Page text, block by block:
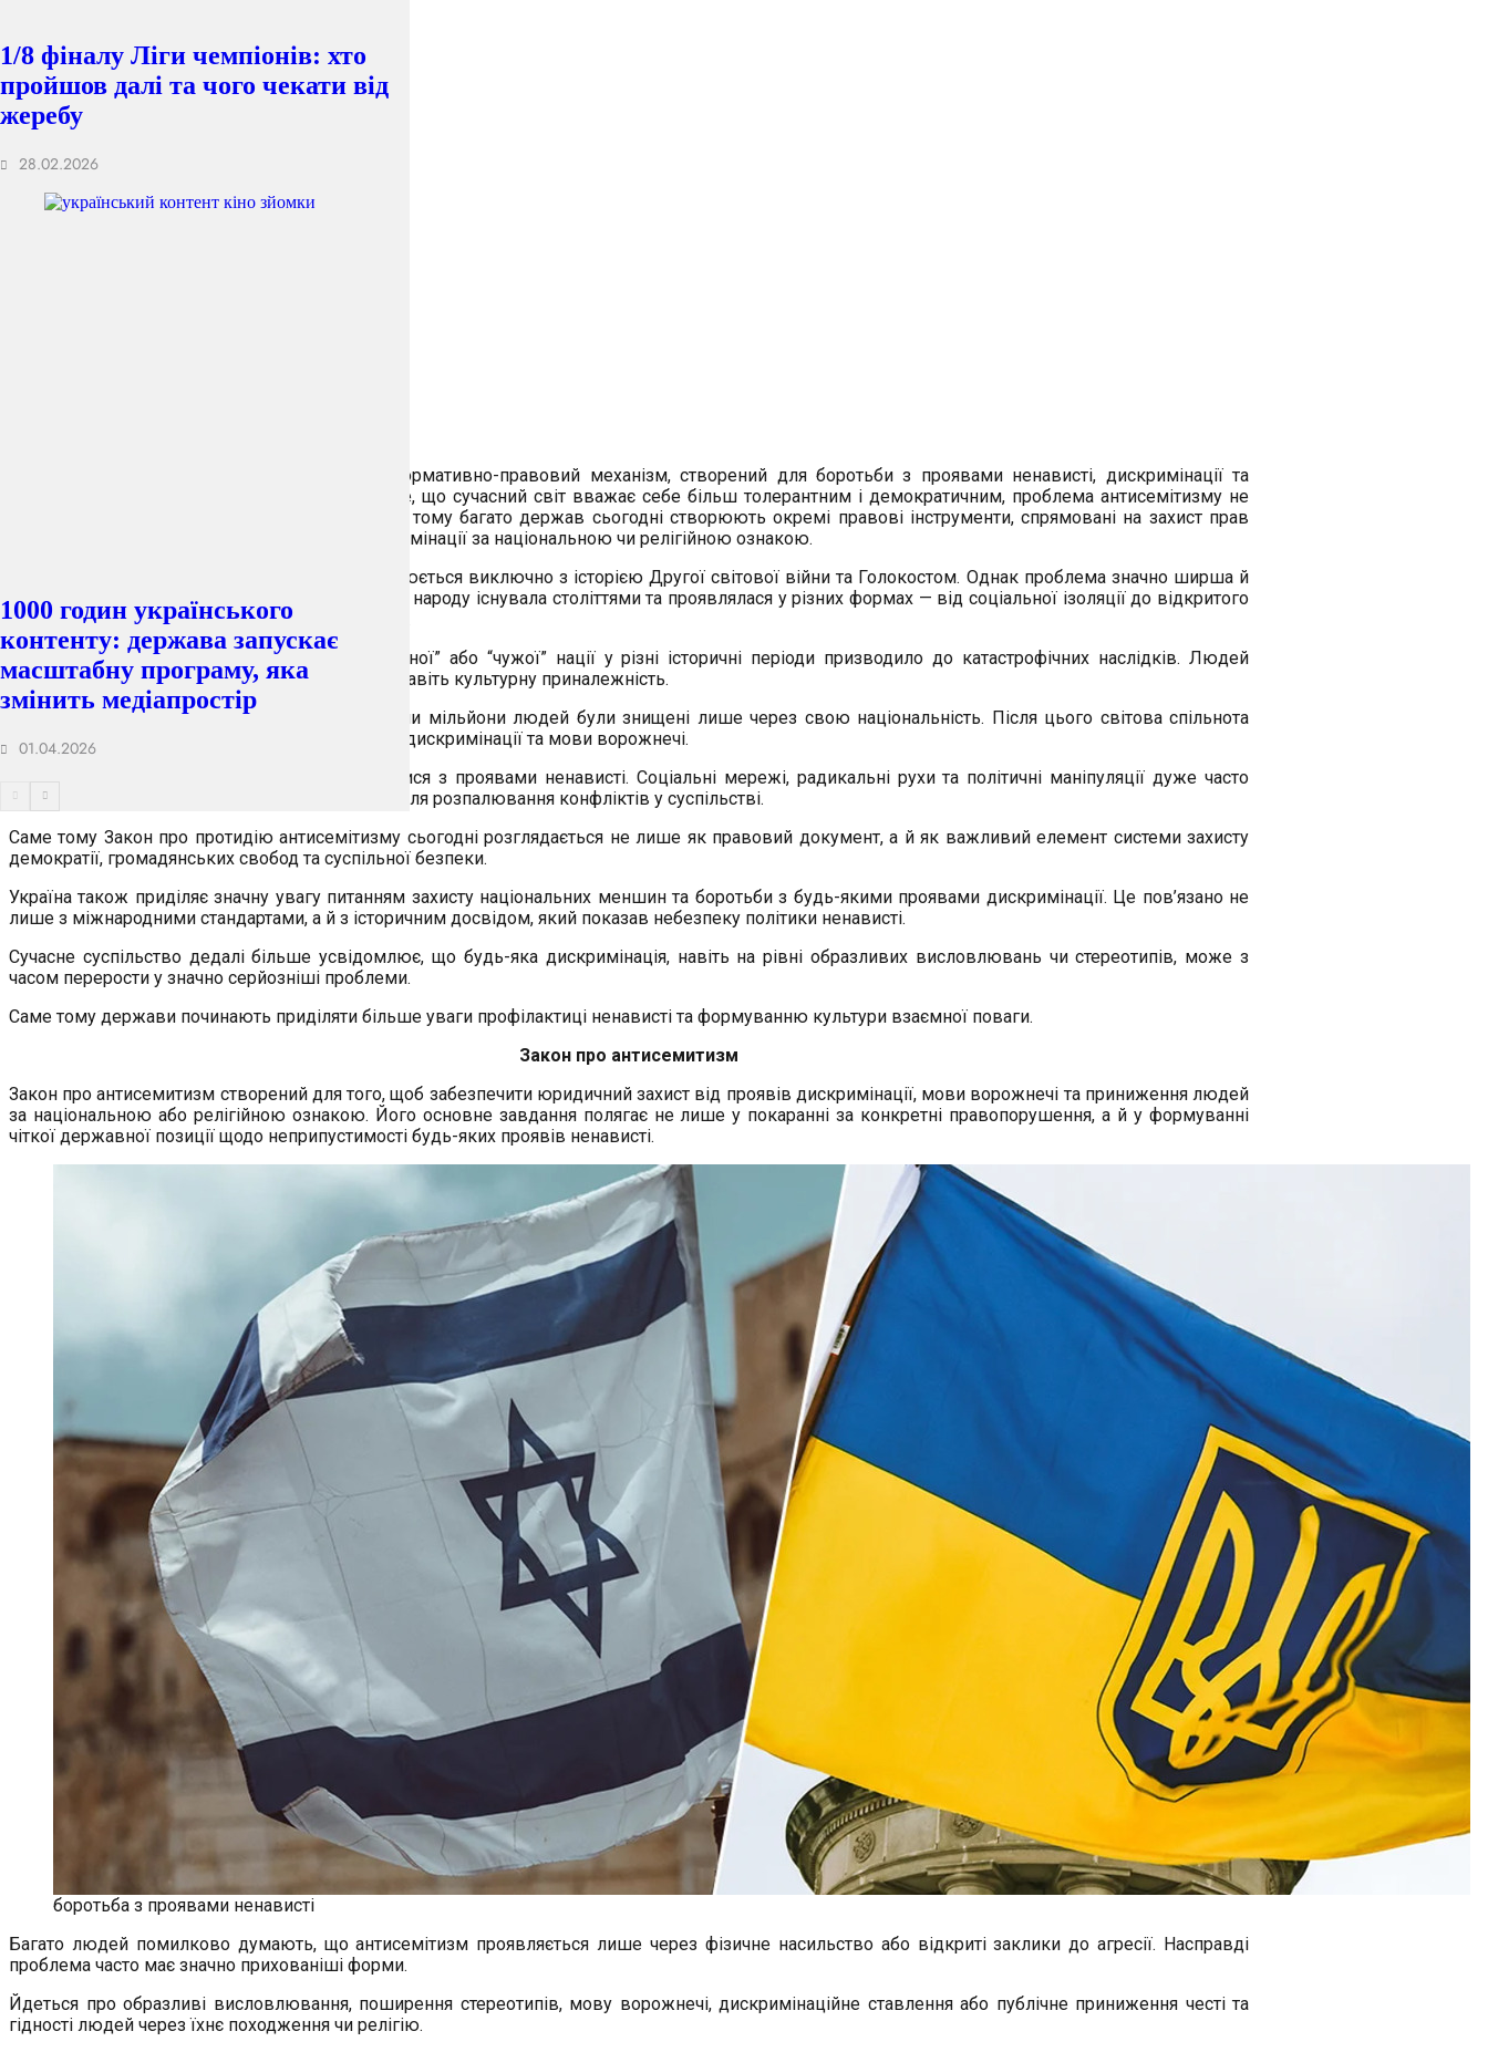
1/8 фіналу Ліги чемпіонів: хто
пройшов далі та чого чекати від
жеребу
28.02.2026
1000 годин українського
контенту: держава запускає
масштабну програму, яка
змінить медіапростір
01.04.2026
– це нормативно-правовий механізм, створений для боротьби з проявами ненависті, дискримінації та
ворожнечі щодо єврейського народу. Попри те, що сучасний світ вважає себе більш толерантним і демократичним, проблема антисемітизму не
зникла навіть після трагедій ХХ століття. Саме тому багато держав сьогодні створюють окремі правові інструменти, спрямовані на захист прав
людини та протидію будь-яким формам дискримінації за національною чи релігійною ознакою.
Для багатьох людей тема антисемітизму асоціюється виключно з історією Другої світової війни та Голокостом. Однак проблема значно ширша й
набагато складніша. Ненависть до єврейського народу існувала століттями та проявлялася у різних формах — від соціальної ізоляції до відкритого
насильства, переслідувань та масових репресій.
Саме системне формування образу “небезпечної” або “чужої” нації у різні історичні періоди призводило до катастрофічних наслідків. Людей
переслідували через походження, релігію або навіть культурну приналежність.
Найстрашнішим прикладом став Голокост, коли мільйони людей були знищені лише через свою національність. Після цього світова спільнота
почала значно серйозніше ставитися до питань дискримінації та мови ворожнечі.
Однак навіть сучасний світ продовжує стикатися з проявами ненависті. Соціальні мережі, радикальні рухи та політичні маніпуляції дуже часто
використовують національні чи релігійні теми для розпалювання конфліктів у суспільстві.
Саме тому Закон про протидію антисемітизму сьогодні розглядається не лише як правовий документ, а й як важливий елемент системи захисту
демократії, громадянських свобод та суспільної безпеки.
Україна також приділяє значну увагу питанням захисту національних меншин та боротьби з будь-якими проявами дискримінації. Це пов’язано не
лише з міжнародними стандартами, а й з історичним досвідом, який показав небезпеку політики ненависті.
Сучасне суспільство дедалі більше усвідомлює, що будь-яка дискримінація, навіть на рівні образливих висловлювань чи стереотипів, може з
часом перерости у значно серйозніші проблеми.
Саме тому держави починають приділяти більше уваги профілактиці ненависті та формуванню культури взаємної поваги.
Закон про антисемитизм
Закон про антисемитизм створений для того, щоб забезпечити юридичний захист від проявів дискримінації, мови ворожнечі та приниження людей
за національною або релігійною ознакою. Його основне завдання полягає не лише у покаранні за конкретні правопорушення, а й у формуванні
чіткої державної позиції щодо неприпустимості будь-яких проявів ненависті.
боротьба з проявами ненависті
Багато людей помилково думають, що антисемітизм проявляється лише через фізичне насильство або відкриті заклики до агресії. Насправді
проблема часто має значно прихованіші форми.
Йдеться про образливі висловлювання, поширення стереотипів, мову ворожнечі, дискримінаційне ставлення або публічне приниження честі та
гідності людей через їхнє походження чи релігію.